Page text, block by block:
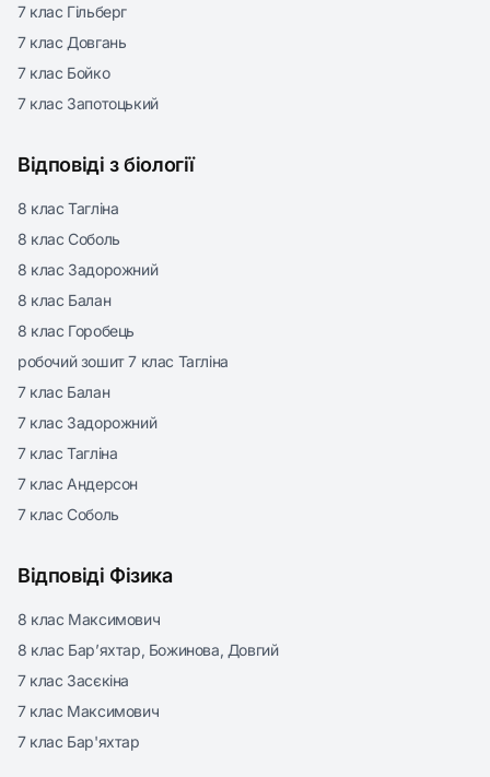
7 клас Гільберг
7 клас Довгань
7 клас Бойко
7 клас Запотоцький
Відповіді з біології
8 клас Тагліна
8 клас Соболь
8 клас Задорожний
8 клас Балан
8 клас Горобець
робочий зошит 7 клас Тагліна
7 клас Балан
7 клас Задорожний
7 клас Тагліна
7 клас Андерсон
7 клас Соболь
Відповіді Фізика
8 клас Максимович
8 клас Бар’яхтар, Божинова, Довгий
7 клас Засєкіна
7 клас Максимович
7 клас Бар'яхтар